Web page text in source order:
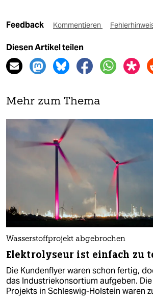
Feedback Kommentieren
Diesen Artikel teilen
Mehr zum Thema
Wasserstoffprojekt abgebrochen
Elektrolyseur ist einfach zu
Die Kundenflyer waren schon fertig,
das Industriekonsortium aufgeben.
Projekts in Schleswig-Holstein waren